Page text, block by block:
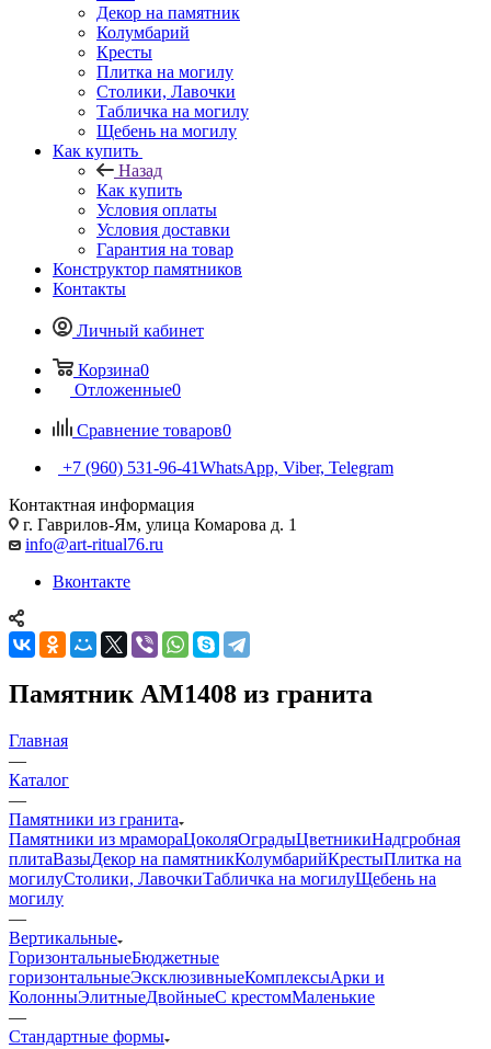
Декор на памятник
Колумбарий
Кресты
Плитка на могилу
Столики, Лавочки
Табличка на могилу
Щебень на могилу
Как купить
Назад
Как купить
Условия оплаты
Условия доставки
Гарантия на товар
Конструктор памятников
Контакты
Личный кабинет
Корзина0
Отложенные0
Сравнение товаров0
+7 (960) 531-96-41WhatsApp, Viber, Telegram
Контактная информация
г. Гаврилов-Ям, улица Комарова д. 1
info@art-ritual76.ru
Вконтакте
Памятник AM1408 из гранита
Главная
—
Каталог
—
Памятники из гранита
Памятники из мрамораЦоколяОградыЦветникиНадгробная
плитаВазыДекор на памятникКолумбарийКрестыПлитка на
могилуСтолики, ЛавочкиТабличка на могилуЩебень на
могилу
—
Вертикальные
ГоризонтальныеБюджетные
горизонтальныеЭксклюзивныеКомплексыАрки и
КолонныЭлитныеДвойныеС крестомМаленькие
—
Стандартные формы